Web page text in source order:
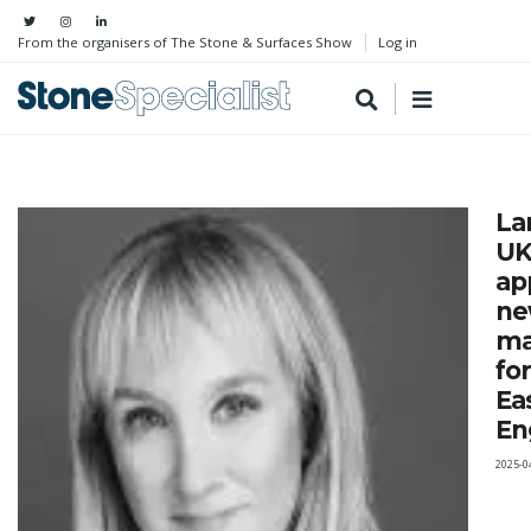
From the organisers of The Stone & Surfaces Show Log in
2025-